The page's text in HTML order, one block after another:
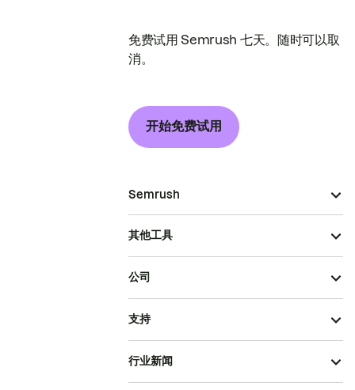
免费试用 Semrush 七天。随时可以取
消。
开始免费试用
Semrush
其他工具
公司
支持
行业新闻